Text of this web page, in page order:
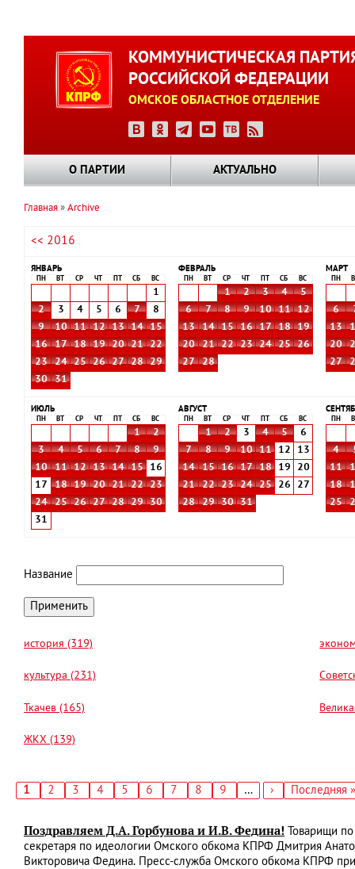
КОММУНИСТИЧЕСКАЯ
РОССИЙСКОЙ ФЕДЕРАЦИИ
ОМСКОЕ ОБЛАСТНОЕ ОТДЕЛЕНИЕ
О ПАРТИИ АКТУАЛЬНО
навигации
Главная Archive
<< 2016
ЯНВАРЬ
ПН ВТ СР ЧТ СБ ВС
1
2
3 4 5 6 7
8
9
10 11 12 13 14
15
16
17 18 19 20 21
22
23
24 25 26 27 28
29
30
31
ФЕВРАЛЬ
ПН ВТ СР ЧТ СБ ВС
1 2 3 4
5
6
7 8 9 10 11
12
13
14 15 16 17 18
19
20
21 22 23 24 25
26
27
28
МАРТ
ПН
6
13
20
27
ИЮЛЬ
ПН ВТ СР ЧТ СБ ВС
1
2
3
4 5 6 7 8
9
10
11 12 13 14 15
16
17
18 19 20 21 22
23
24
25 26 27 28 29
30
31
АВГУСТ
ПН ВТ СР ЧТ СБ ВС
1 2 3 4 5
6
7
8 9 10 11 12
13
14
15 16 17 18 19
20
21
22 23 24 25 26
27
28
29 30 31
ПН
4
11
18
25
Название
история (319)
культура (231)
Ткачев (165)
ЖКХ (139)
Текущая
1 Страница
2 Страница
3 Страница
4 Страница
5 Страница
6 Страница
7 Страница
8 Страница
9 …
Следующая
›
Последняя
Последняя »
Поздравляем Д.А. Горбунова и И.В. Федина! Товарищи
секретаря по идеологии Омского обкома КПРФ Дмитрия
Викторовича Федина. Пресс-служба Омского обкома КПРФ